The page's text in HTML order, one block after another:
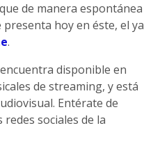
de manera espontánea
hoy en éste, el ya
.
disponible en
de streaming, y está
Entérate de
sociales de la